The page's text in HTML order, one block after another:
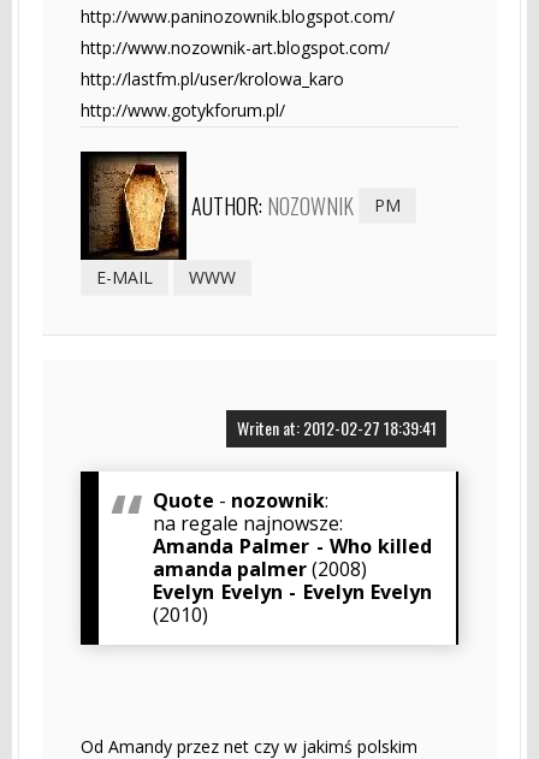
http://www.paninozownik.blogspot.com/
http://www.nozownik-art.blogspot.com/
http://lastfm.pl/user/krolowa_karo
http://www.gotykforum.pl/
AUTHOR: NOZOWNIK PM
E-MAIL WWW
Writen at: 2012-02-27 18:39:41
Quote - nozownik:
na regale najnowsze:
Amanda Palmer - Who killed
amanda palmer(2008)
Evelyn Evelyn - Evelyn Evelyn
(2010)
Od Amandy przez net czy w jakimś polskim